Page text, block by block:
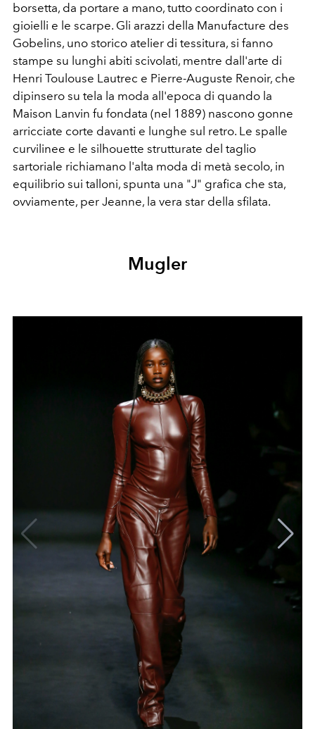
borsetta, da portare a mano, tutto coordinato con i
gioielli e le scarpe. Gli arazzi della Manufacture des
Gobelins, uno storico atelier di tessitura, si fanno
stampe su lunghi abiti scivolati, mentre dall'arte di
Henri Toulouse Lautrec e Pierre-Auguste Renoir, che
dipinsero su tela la moda all'epoca di quando la
Maison Lanvin fu fondata (nel 1889) nascono gonne
arricciate corte davanti e lunghe sul retro. Le spalle
curvilinee e le silhouette strutturate del taglio
sartoriale richiamano l'alta moda di metà secolo, in
equilibrio sui talloni, spunta una "J" grafica che sta,
ovviamente, per Jeanne, la vera star della sfilata.
Mugler